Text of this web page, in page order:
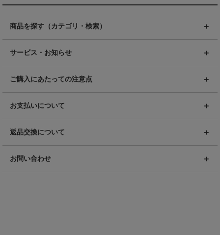
商品を探す（カテゴリ・検索）
サービス・お知らせ
ご購入にあたっての注意点
お支払いについて
返品交換について
お問い合わせ